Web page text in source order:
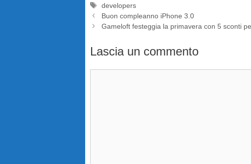
Tag
developers
Buon compleanno iPhone 3.0
Gameloft festeggia la primavera con 5 sconti
Lascia un commento